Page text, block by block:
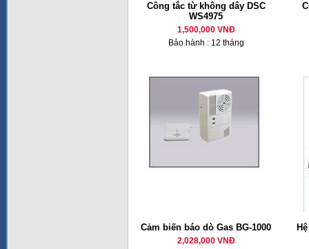
Công tắc từ không dây DSC
WS4975
1,500,000 VNĐ
Bảo hành : 12 tháng
Cảm biến báo dò Gas BG-1000
2,028,000 VNĐ